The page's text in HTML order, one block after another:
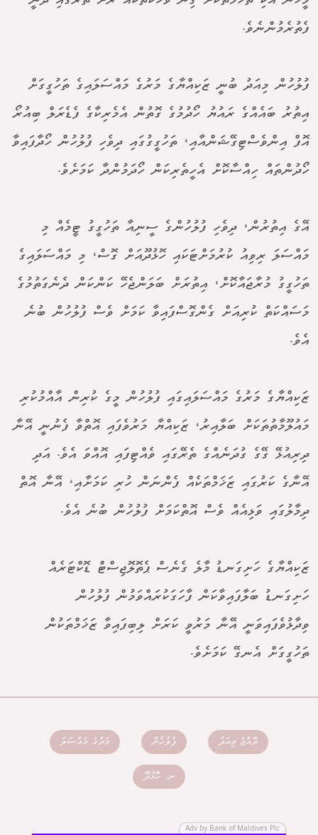
ފެތުރެމުންނެވެ.
ފުލުހުން މިއަދު ބުނީ ޒަކިއްޔާގެ މަރުގެ މައްސަލައިގެ ތަހުގީގަށް
އިތުރު ބައެއްގެ ރައުޔު ހޯދުމުގެ ގޮތުން އެމެރިކާގެ ފެޑެރަލް ބިއުރޯ
އޮފް އިންވެސްޓިގޭޝަންއާއި، ތަހުގީގުގައި ދިވެހި ފުލުހުން ހޯދާފައިވާ
ހޯދުންތައް ހިއްސާކޮށް އެހީތެރިކަން ހޯދަމުންދާ ކަމަށެވެ.
އޭގެ އިތުރުން، ދިވެހި ފުލުހުންގެ ސީނިއާ ތަހުގީގު ޓީމެއް މި
މައްސަލަ ރިވިއު ކުރުމަށްޓަކައި ހޮޅުދޫއަށް ގޮސް، މި މައްސަލައިގެ
ތަހުގީގު މުރާޖައާކޮށް، އިތުރަށް ބަލަންޖެހޭ ކަންކަން ދެނެގަތުމުގެ
މަސައްކަތް ކުރިއަށް ގެންގޮސްފައިވާ ކަމަށް ވެސް ފުލުހުން ބުނެ
އެވެ.
ޒަކިއްޔާގެ މަރުގެ މައްސަލައިގައި ފުލުހުން މީގެ ކުރިން އާއްމުކުރި
މައުލޫމާތުތަކަށް ބަލާއިރު، ޒަކިއްޔާ މަރުވެފައި އޮތްވާ ފެނުނީ އޭނާ
ދިރިއުޅޭ ގޭގެ ގުދަނެއްގެ ތެރޭގައި ވެއްޓިފައި އޮއްވަ އެވެ. އަދި
އޭނާގެ ކަރުގައި ޒަޚަމްތަކެއް ފެންނަން ހުރި ކަމަށާއި، އޭނާ އޮތް
ދިމާލުގައި ވަޅިއެއް ވެސް އޮތްކަމަށް ފުލުހުން ބުނެ އެވެ.
ޒަކިއްޔާގެ ހަށިގަނޑު މާލެ ގެނެސް ޕެތޮލޮޖިސްޓް ޑޮކްޓަރެއް
ހަށިގަނޑު ބަލާފައިވާކަން ފާހަގަކުރައްވަމުން ފުލުހުން
ވިދާޅުވެފައިވަނީ އޭނާ މަރުވީ ކަރަށް ލިބިފައިވާ ޒަޚަމްތަކުން
ތަހުގީގަށް އެނގޭ ކަމަށެވެ.
ރާއްޖެ މިއަދު ފުލުހުން މަރުގެ މައްސަލަ
ނ. ހޮޅުދޫ
Adv by Bank of Maldives Plc